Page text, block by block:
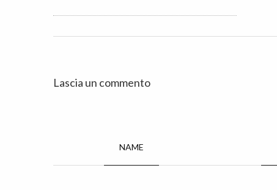
Lascia un commento
NAME